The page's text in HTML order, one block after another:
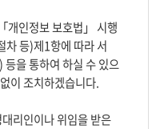
개인정보 보호법」 시행
차 등)제1항에 따라 서
을 통하여 하실 수 있으
이 조치하겠습니다.
리인이나 위임을 받은